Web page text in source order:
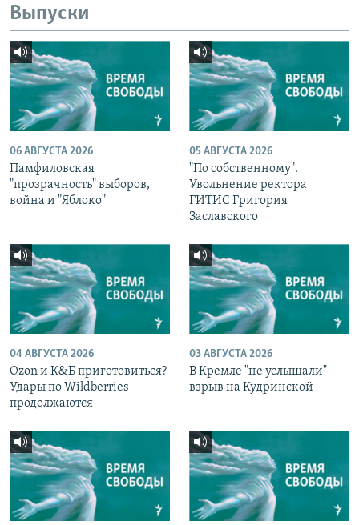
Выпуски
06 АВГУСТА 2026
Памфиловская
"прозрачность" выборов,
война и "Яблоко"
05 АВГУСТА 2026
"По собственному".
Увольнение ректора
ГИТИС Григория
Заславского
04 АВГУСТА 2026
Ozon и К&Б приготовиться?
Удары по Wildberries
продолжаются
03 АВГУСТА 2026
В Кремле "не услышали"
взрыв на Кудринской